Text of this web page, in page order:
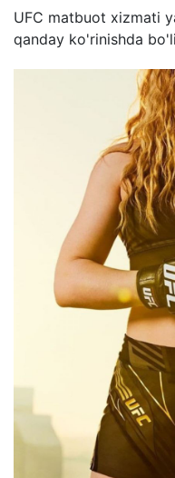
UFC matbuot xizmati
qanday ko'rinishda